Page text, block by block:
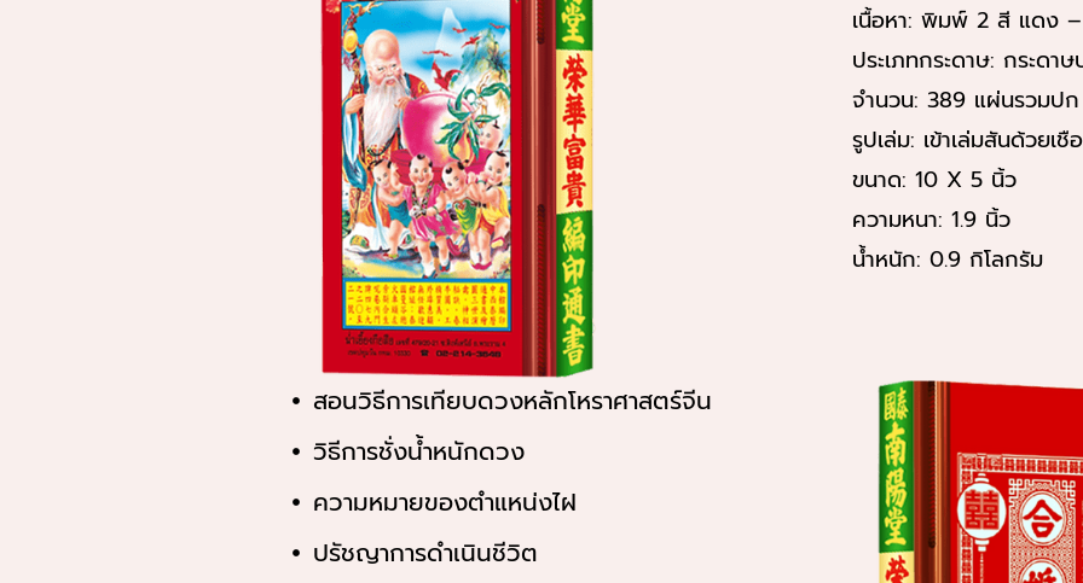
เนื้อหา: พิมพ์ 2 สี แดง
ประเภทกระดาษ: กระด
จำนวน: 389 แผ่นรวมปก
รูปเล่ม: เข้าเล่มสันด้วยเ
ขนาด: 10 X 5 นิ้ว
ความหนา: 1.9 นิ้ว
น้ำหนัก: 0.9 กิโลกรัม
สอนวิธีการเทียบดวงหลักโหราศาสตร์จีน
วิธีการชั่งน้ำหนักดวง
ความหมายของตำแหน่งไฝ
ปรัชญาการดำเนินชีวิต